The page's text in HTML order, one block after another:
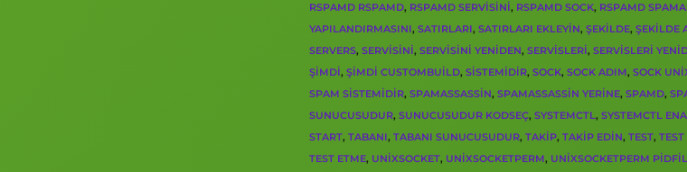
RSPAMD RSPAMD, RSPAMD SERVISINI, RSPAMD SOCK, RSPAMD
YAPILANDIRMASINI, SATIRLARI, SATIRLARI EKLEYIN, ŞEKILDE, ŞEKILDE
SERVERS, SERVISINI, SERVISINI YENIDEN, SERVISLERI, SERVISLERI
ŞIMDI, ŞIMDI CUSTOMBUILD, SISTEMIDIR, SOCK, SOCK ADIM, SOCK
SPAM SISTEMIDIR, SPAMASSASSIN, SPAMASSASSIN YERINE, SPAMD,
SUNUCUSUDUR, SUNUCUSUDUR KODSEÇ, SYSTEMCTL, SYSTEMCTL
START, TABANI, TABANI SUNUCUSUDUR, TAKIP, TAKIP EDIN, TEST,
TEST ETME, UNIXSOCKET, UNIXSOCKETPERM, UNIXSOCKETPERM